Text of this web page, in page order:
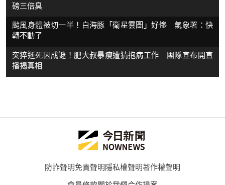
磅三倍臭
颱風身體被切一半！白海豚「衛星雲圖」好慘 氣象署：快
轉不動了
突猝逝死因成謎！肥大叔暴瘦遭猜抱病工作 團隊宣布開直
播揭真相
防詐聲明免責聲明隱私權聲明著作權聲明